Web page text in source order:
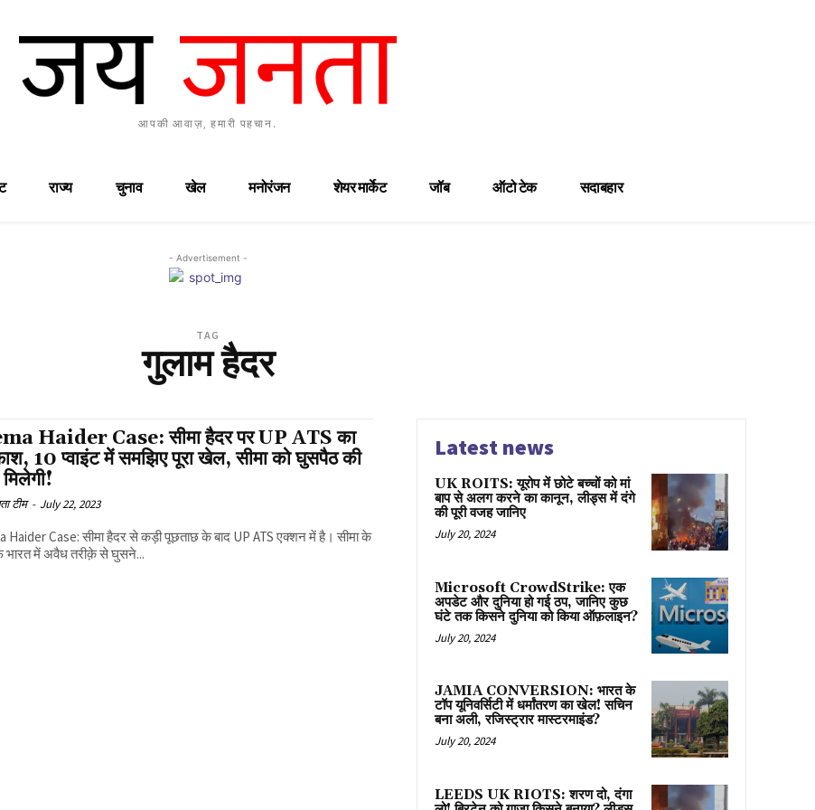
आपकी आवाज़, हमारी पहचान.
राज्य चुनाव खेल मनोरंजन शेयर मार्केट जॉब ऑटो टेक सदाबहार
- Advertisement -
TAG
गुलाम हैदर
Haider Case: सीमा हैदर पर UP ATS का
10 प्वाइंट में समझिए पूरा खेल, सीमा को घुसपैठ की
टीम - July 22, 2023
Haider Case: सीमा हैदर से कड़ी पूछताछ के बाद UP ATS एक्शन में है। सीमा के
भारत में अवैध तरीक़े से घुसने...
Latest news
UK ROITS: यूरोप में छोटे बच्चों को मां
बाप से अलग करने का कानून, लीड्स में दंगे
की पूरी वजह जानिए
July 20, 2024
Microsoft CrowdStrike: एक
अपडेट और दुनिया हो गई ठप, जानिए कुछ
घंटे तक किसने दुनिया को किया ऑफ़लाइन?
July 20, 2024
JAMIA CONVERSION: भारत के
टॉप यूनिवर्सिटी में धर्मांतरण का खेल! सचिन
बना अली, रजिस्ट्रार मास्टरमाइंड?
July 20, 2024
LEEDS UK RIOTS: शरण दो, दंगा